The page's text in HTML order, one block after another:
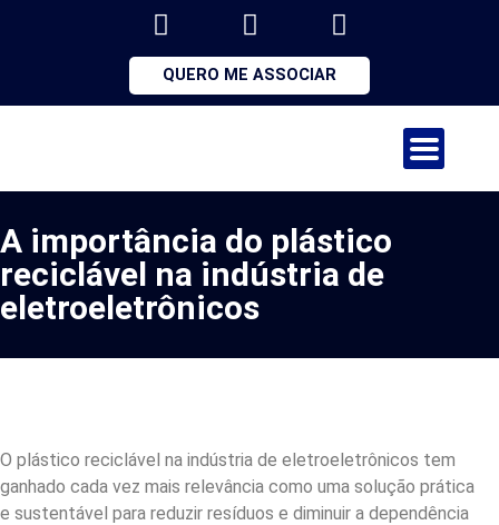
QUERO ME ASSOCIAR
A importância do plástico
reciclável na indústria de
eletroeletrônicos
O plástico reciclável na indústria de eletroeletrônicos tem
ganhado cada vez mais relevância como uma solução prática
e sustentável para reduzir resíduos e diminuir a dependência